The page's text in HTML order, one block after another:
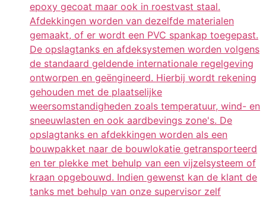
epoxy gecoat maar ook in roestvast staal.
Afdekkingen worden van dezelfde materialen
gemaakt, of er wordt een PVC spankap toegepast.
De opslagtanks en afdeksystemen worden volgens
de standaard geldende internationale regelgeving
ontworpen en geëngineerd. Hierbij wordt rekening
gehouden met de plaatselijke
weersomstandigheden zoals temperatuur, wind- en
sneeuwlasten en ook aardbevings zone's. De
opslagtanks en afdekkingen worden als een
bouwpakket naar de bouwlokatie getransporteerd
en ter plekke met behulp van een vijzelsysteem of
kraan opgebouwd. Indien gewenst kan de klant de
tanks met behulp van onze supervisor zelf